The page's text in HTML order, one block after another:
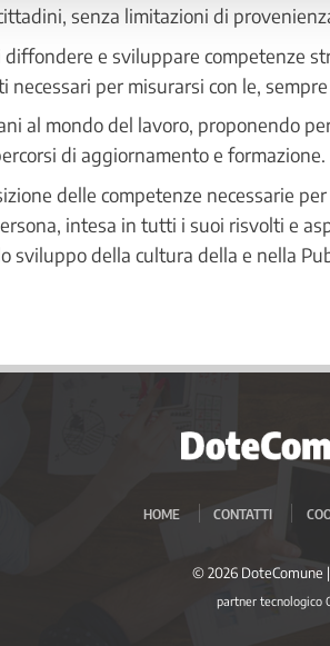
senza limitazioni di
e sviluppare competenze
necessari per misurarsi con le,
al mondo del lavoro, proponendo
di aggiornamento e formazione.
delle competenze necessarie
intesa in tutti i suoi risvolti e
sviluppo della cultura della e nella
HOME CONTATTI
© 2026 DoteComune |
partner tecnologico